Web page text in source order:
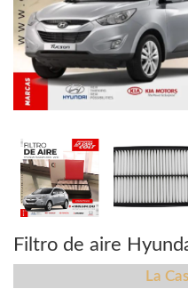
Filtro de aire
La